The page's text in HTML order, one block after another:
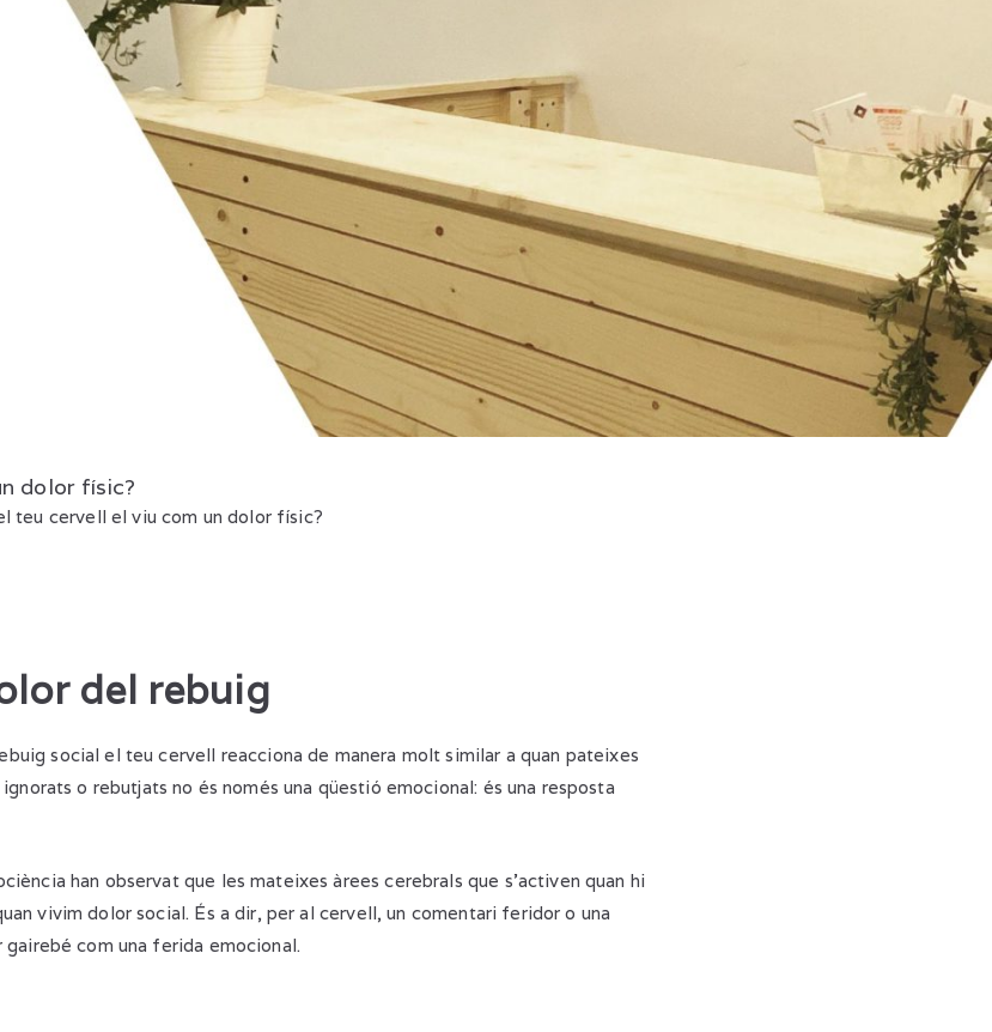
dolor físic?
teu cervell el viu com un dolor físic?
del rebuig
social el teu cervell reacciona de manera molt similar a quan pateixes
o rebutjats no és només una qüestió emocional: és una resposta
han observat que les mateixes àrees cerebrals que s’activen quan hi
vivim dolor social. És a dir, per al cervell, un comentari feridor o una
com una ferida emocional.